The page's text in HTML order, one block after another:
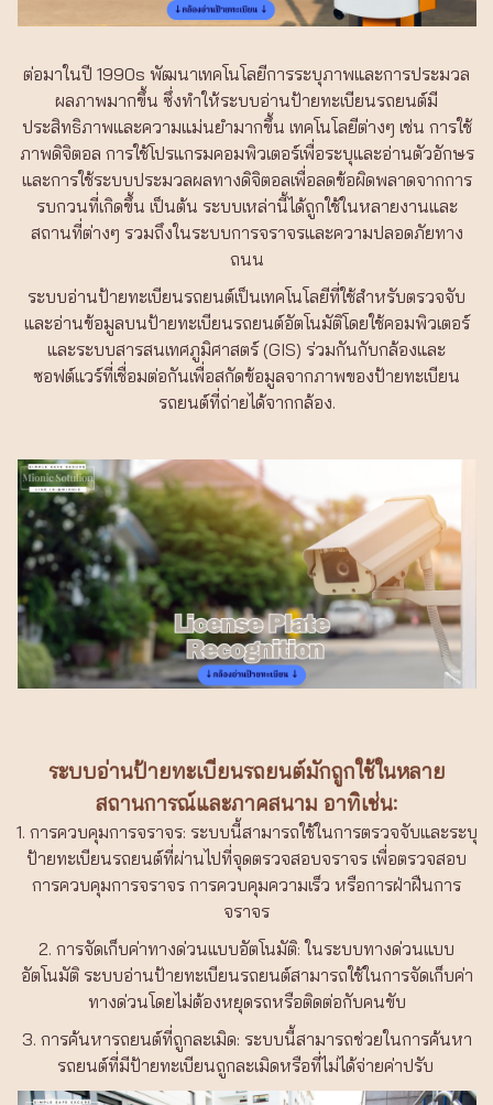
ต่อมาในปี 1990s พัฒนาเทคโนโลยีการระบุภาพและการประมวล
ผลภาพมากขึ้น ซึ่งทำให้ระบบอ่านป้ายทะเบียนรถยนต์มี
ประสิทธิภาพและความแม่นยำมากขึ้น เทคโนโลยีต่างๆ เช่น การใช้
ภาพดิจิตอล การใช้โปรแกรมคอมพิวเตอร์เพื่อระบุและอ่านตัวอักษร
และการใช้ระบบประมวลผลทางดิจิตอลเพื่อลดข้อผิดพลาดจากการ
รบกวนที่เกิดขึ้น เป็นต้น ระบบเหล่านี้ได้ถูกใช้ในหลายงานและ
สถานที่ต่างๆ รวมถึงในระบบการจราจรและความปลอดภัยทาง
ถนน
ระบบอ่านป้ายทะเบียนรถยนต์เป็นเทคโนโลยีที่ใช้สำหรับตรวจจับ
และอ่านข้อมูลบนป้ายทะเบียนรถยนต์อัตโนมัติโดยใช้คอมพิวเตอร์
และระบบสารสนเทศภูมิศาสตร์ (GIS) ร่วมกันกับกล้องและ
ซอฟต์แวร์ที่เชื่อมต่อกันเพื่อสกัดข้อมูลจากภาพของป้ายทะเบียน
รถยนต์ที่ถ่ายได้จากกล้อง.
ระบบอ่านป้ายทะเบียนรถยนต์มักถูกใช้ในหลาย
สถานการณ์และภาคสนาม อาทิเช่น:
1. การควบคุมการจราจร: ระบบนี้สามารถใช้ในการตรวจจับและระบุ
ป้ายทะเบียนรถยนต์ที่ผ่านไปที่จุดตรวจสอบจราจร เพื่อตรวจสอบ
การควบคุมการจราจร การควบคุมความเร็ว หรือการฝ่าฝืนการ
จราจร
2. การจัดเก็บค่าทางด่วนแบบอัตโนมัติ: ในระบบทางด่วนแบบ
อัตโนมัติ ระบบอ่านป้ายทะเบียนรถยนต์สามารถใช้ในการจัดเก็บค่า
ทางด่วนโดยไม่ต้องหยุดรถหรือติดต่อกับคนขับ
3. การค้นหารถยนต์ที่ถูกละเมิด: ระบบนี้สามารถช่วยในการค้นหา
รถยนต์ที่มีป้ายทะเบียนถูกละเมิดหรือที่ไม่ได้จ่ายค่าปรับ